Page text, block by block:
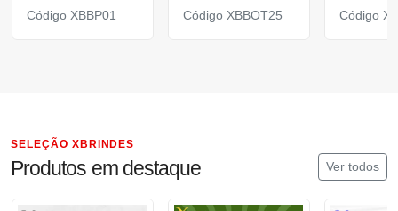
Código XBBP01 Código XBBOT25 Código
SELEÇÃO XBRINDES
Produtos em destaque Ver todos